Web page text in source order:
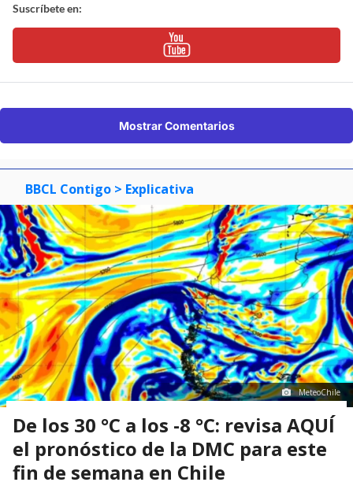
Suscríbete en:
Mostrar Comentarios
BBCL Contigo > Explicativa
MeteoChile
De los 30 °C a los -8 °C: revisa AQUÍ
el pronóstico de la DMC para este
fin de semana en Chile